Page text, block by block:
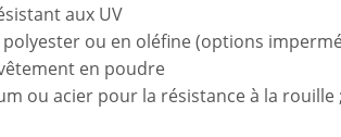
aux UV
ou en oléfine (options
en poudre
ou acier pour la résistance à la rouille